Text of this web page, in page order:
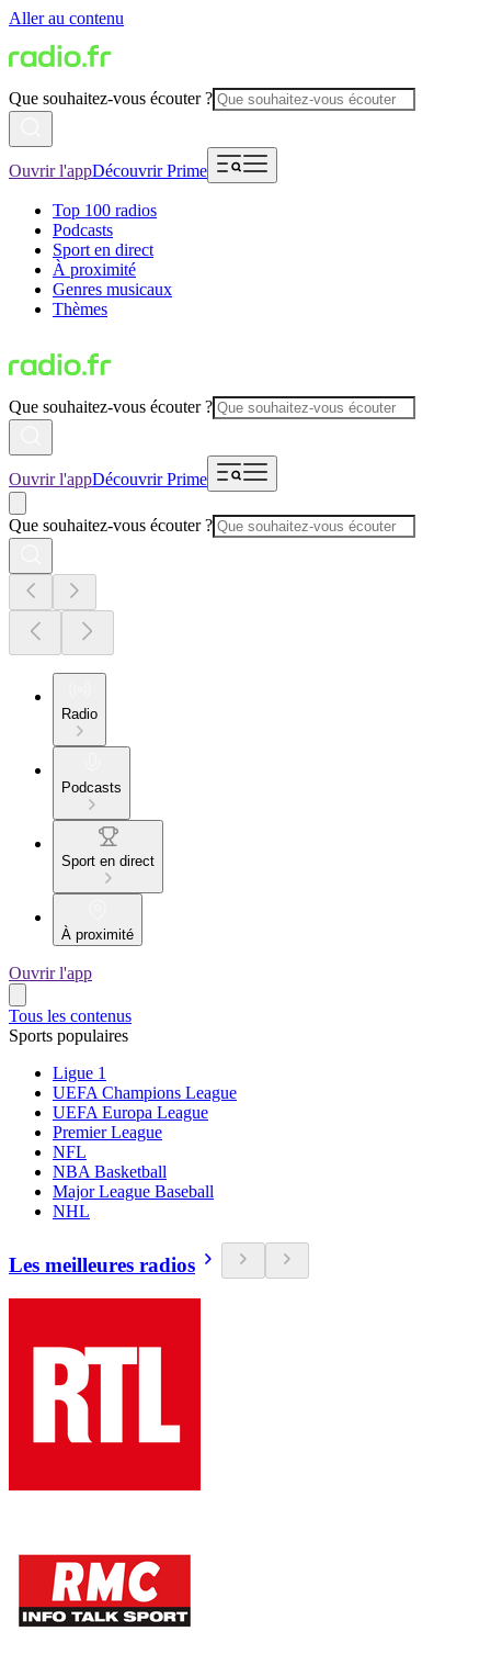
Aller au contenu
Que souhaitez-vous écouter ?
Ouvrir l'appDécouvrir Prime
Top 100 radios
Podcasts
Sport en direct
À proximité
Genres musicaux
Thèmes
Que souhaitez-vous écouter ?
Ouvrir l'appDécouvrir Prime
Que souhaitez-vous écouter ?
Radio
Podcasts
Sport en direct
À proximité
Ouvrir l'app
Tous les contenus
Sports populaires
Ligue 1
UEFA Champions League
UEFA Europa League
Premier League
NFL
NBA Basketball
Major League Baseball
NHL
Les meilleures radios